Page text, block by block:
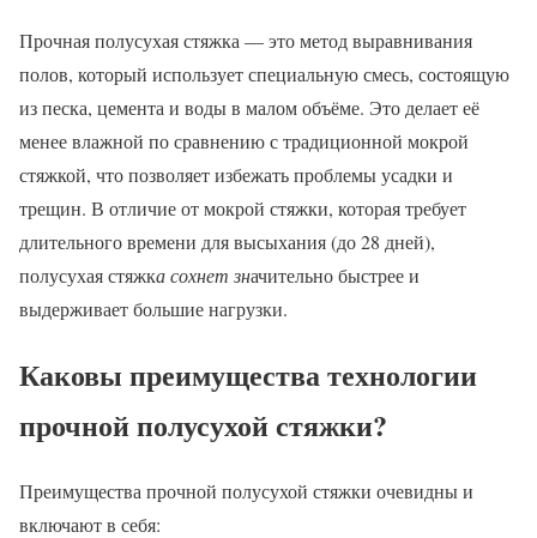
Прочная полусухая стяжка — это метод выравнивания
полов, который использует специальную смесь, состоящую
из песка, цемента и воды в малом объёме. Это делает её
менее влажной по сравнению с традиционной мокрой
стяжкой, что позволяет избежать проблемы усадки и
трещин. В отличие от мокрой стяжки, которая требует
длительного времени для высыхания (до 28 дней),
полусухая стяжка сохнет значительно быстрее и
выдерживает большие нагрузки.
Каковы преимущества технологии
прочной полусухой стяжки?
Преимущества прочной полусухой стяжки очевидны и
включают в себя: